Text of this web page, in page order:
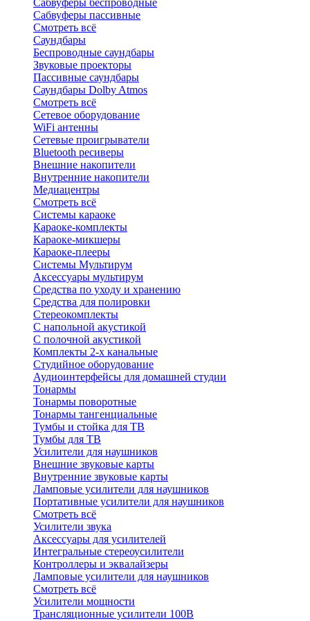
Сабвуферы беспроводные
Сабвуферы пассивные
Смотреть всё
Саундбары
Беспроводные саундбары
Звуковые проекторы
Пассивные саундбары
Саундбары Dolby Atmos
Смотреть всё
Сетевое оборудование
WiFi антенны
Сетевые проигрыватели
Bluetooth ресиверы
Внешние накопители
Внутренние накопители
Медиацентры
Смотреть всё
Системы караоке
Караоке-комплекты
Караоке-микшеры
Караоке-плееры
Системы Мультирум
Аксессуары мультирум
Средства по уходу и хранению
Средства для полировки
Стереокомплекты
C напольной акустикой
C полочной акустикой
Комплекты 2-х канальные
Студийное оборудование
Аудиоинтерфейсы для домашней студии
Тонармы
Тонармы поворотные
Тонармы тангенциальные
Тумбы и стойка для ТВ
Тумбы для ТВ
Усилители для наушников
Внешние звуковые карты
Внутренние звуковые карты
Ламповые усилители для наушников
Портативные усилители для наушников
Смотреть всё
Усилители звука
Аксессуары для усилителей
Интегральные стереоусилители
Контроллеры и эквалайзеры
Ламповые усилители для наушников
Смотреть всё
Усилители мощности
Трансляционные усилители 100В